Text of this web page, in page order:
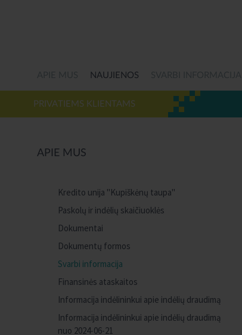
NAUJIENOS
PRIVATIEMS KLIENTAMS
APIE MUS
Kredito unija "Kupiškėnų taupa"
Paskolų ir indėlių skaičiuoklės
Dokumentai
Dokumentų formos
Svarbi informacija
Finansinės ataskaitos
Informacija indėlininkui apie indėlių draudimą
Informacija indėlininkui apie indėlių draudimą
nuo 2024-06-21